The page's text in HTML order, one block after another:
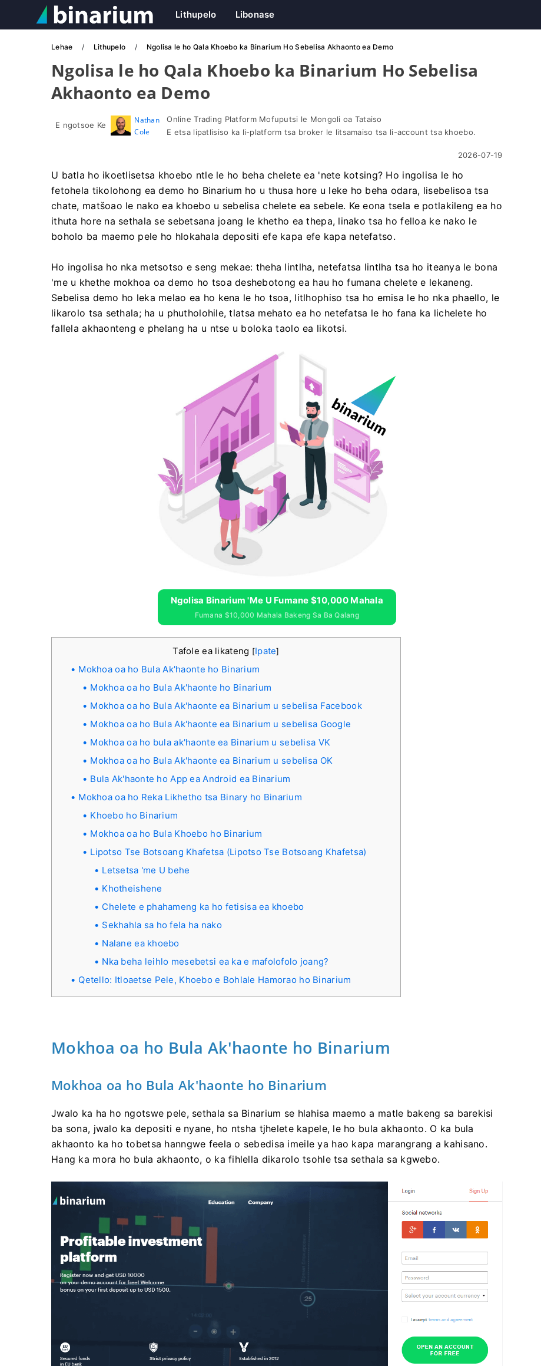
Lithupelo Libonase
Lehae Lithupelo Ngolisa le ho Qala Khoebo ka Binarium Ho Sebelisa Akhaonto ea Demo
Ngolisa le ho Qala Khoebo ka Binarium Ho Sebelisa
Akhaonto ea Demo
E ngotsoe Ke
Nathan
Cole
Online Trading Platform Mofuputsi le Mongoli oa Tataiso
E etsa lipatlisiso ka li-platform tsa broker le litsamaiso tsa li-account tsa khoebo.
2026-07-19
U batla ho ikoetlisetsa khoebo ntle le ho beha chelete ea 'nete kotsing? Ho ingolisa le ho
fetohela tikolohong ea demo ho Binarium ho u thusa hore u leke ho beha odara, lisebelisoa tsa
chate, matšoao le nako ea khoebo u sebelisa chelete ea sebele. Ke eona tsela e potlakileng ea ho
ithuta hore na sethala se sebetsana joang le khetho ea thepa, linako tsa ho felloa ke nako le
boholo ba maemo pele ho hlokahala depositi efe kapa efe kapa netefatso.
Ho ingolisa ho nka metsotso e seng mekae: theha lintlha, netefatsa lintlha tsa ho iteanya le bona
'me u khethe mokhoa oa demo ho tsoa deshebotong ea hau ho fumana chelete e lekaneng.
Sebelisa demo ho leka melao ea ho kena le ho tsoa, ​​litlhophiso tsa ho emisa le ho nka phaello, le
likarolo tsa sethala; ha u phutholohile, tlatsa mehato ea ho netefatsa le ho fana ka lichelete ho
fallela akhaonteng e phelang ha u ntse u boloka taolo ea likotsi.
Ngolisa Binarium 'me U Fumane $10,000 Mahala
Fumana $10,000 Mahala Bakeng Sa Ba Qalang
Tafole ea likateng [Ipate]
Mokhoa oa ho Bula Ak'haonte ho Binarium
Mokhoa oa ho Bula Ak'haonte ho Binarium
Mokhoa oa ho Bula Ak'haonte ea Binarium u sebelisa Facebook
Mokhoa oa ho Bula Ak'haonte ea Binarium u sebelisa Google
Mokhoa oa ho bula ak'haonte ea Binarium u sebelisa VK
Mokhoa oa ho Bula Ak'haonte ea Binarium u sebelisa OK
Bula Ak'haonte ho App ea Android ea Binarium
Mokhoa oa ho Reka Likhetho tsa Binary ho Binarium
Khoebo ho Binarium
Mokhoa oa ho Bula Khoebo ho Binarium
Lipotso Tse Botsoang Khafetsa (Lipotso Tse Botsoang Khafetsa)
Letsetsa 'me U behe
Khotheishene
Chelete e phahameng ka ho fetisisa ea khoebo
Sekhahla sa ho fela ha nako
Nalane ea khoebo
Nka beha leihlo mesebetsi ea ka e mafolofolo joang?
Qetello: Itloaetse Pele, Khoebo e Bohlale Hamorao ho Binarium
Mokhoa oa ho Bula Ak'haonte ho Binarium
Mokhoa oa ho Bula Ak'haonte ho Binarium
Jwalo ka ha ho ngotswe pele, sethala sa Binarium se hlahisa maemo a matle bakeng sa barekisi
ba sona, jwalo ka depositi e nyane, ho ntsha tjhelete kapele, le ho bula akhaonto. O ka bula
akhaonto ka ho tobetsa hanngwe feela o sebedisa imeile ya hao kapa marangrang a kahisano.
Hang ka mora ho bula akhaonto, o ka fihlella dikarolo tsohle tsa sethala sa kgwebo.